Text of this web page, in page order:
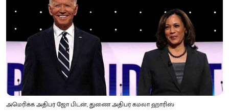
அமெரிக்க அதிபர் ஜோ பிடன், துணை அதிபர் கமலா ஹாரிஸ்